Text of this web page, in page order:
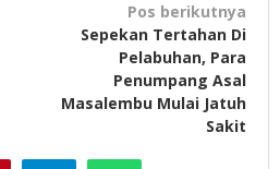
Pos berikutnya
Sepekan Tertahan Di
Pelabuhan, Para
Penumpang Asal
Masalembu Mulai Jatuh
Sakit